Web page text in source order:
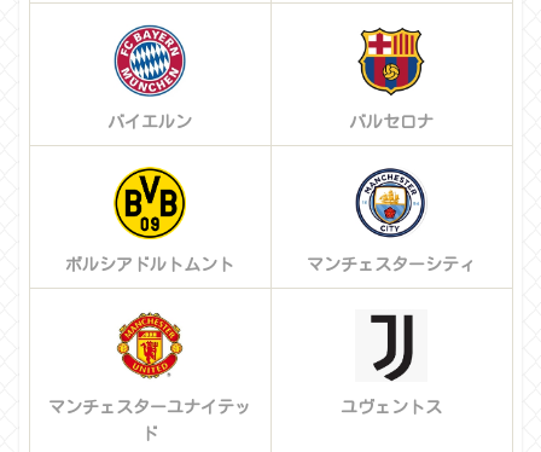
バイエルン バルセロナ
ボルシアドルトムント マンチェスターシティ
マンチェスターユナイテッ
ド
ユヴェントス